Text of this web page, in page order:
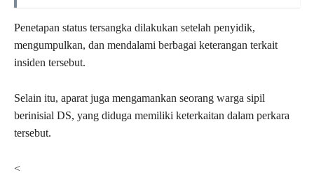
Penetapan status tersangka dilakukan setelah penyidik,
mengumpulkan, dan mendalami berbagai keterangan terkait
insiden tersebut.
Selain itu, aparat juga mengamankan seorang warga sipil
berinisial DS, yang diduga memiliki keterkaitan dalam perkara
tersebut.
<